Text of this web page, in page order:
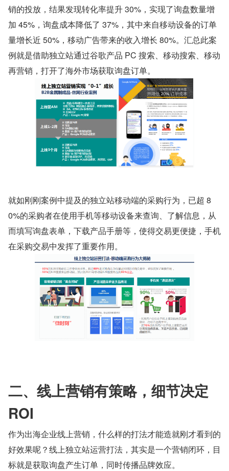
销的投放，结果发现转化率提升 30%，实现了询盘数量增
加 45%，询盘成本降低了 37%，其中来自移动设备的订单
量增长近 50%，移动广告带来的收入增长 80%。汇总此案
例就是借助独立站通过谷歌产品 PC 搜索、移动搜索、移动
再营销，打开了海外市场获取询盘订单。
就如刚刚案例中提及的独立站移动端的采购行为，已超 8
0%的采购者在使用手机等移动设备来查询、了解信息，从
而填写询盘表单，下载产品手册等，使得交易更便捷，手机
在采购交易中发挥了重要作用。
二、线上营销有策略，细节决定
ROI
作为出海企业线上营销，什么样的打法才能造就刚才看到的
好效果呢？线上独立站运营打法，其实是一个营销闭环，目
标就是获取询盘产生订单，同时传播品牌效应。